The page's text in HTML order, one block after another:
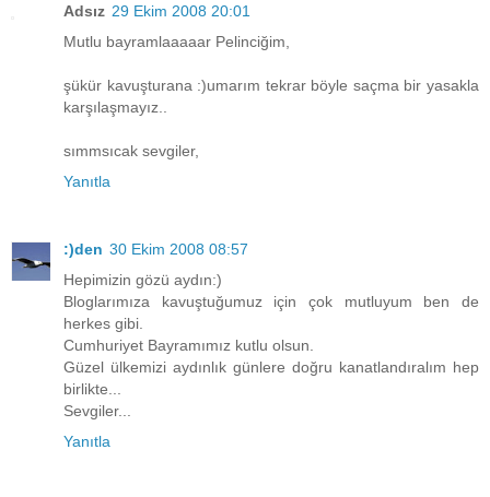
Adsız 29 Ekim 2008 20:01
Mutlu bayramlaaaaar Pelinciğim,
şükür kavuşturana :)umarım tekrar böyle saçma bir yasakla
karşılaşmayız..
sımmsıcak sevgiler,
Yanıtla
:)den 30 Ekim 2008 08:57
Hepimizin gözü aydın:)
Bloglarımıza kavuştuğumuz için çok mutluyum ben de
herkes gibi.
Cumhuriyet Bayramımız kutlu olsun.
Güzel ülkemizi aydınlık günlere doğru kanatlandıralım hep
birlikte...
Sevgiler...
Yanıtla